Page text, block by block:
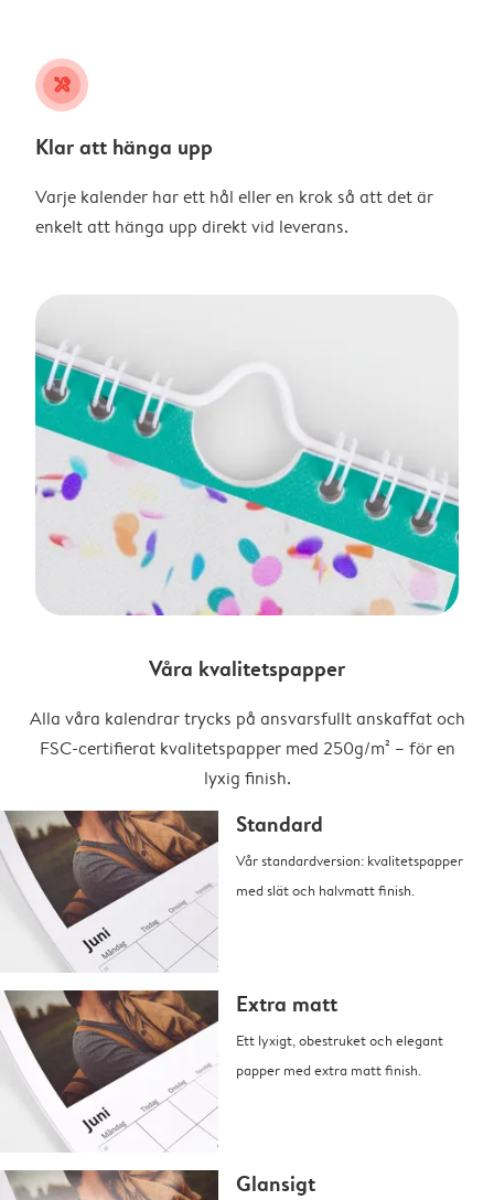
tools
Klar att hänga upp
Varje kalender har ett hål eller en krok så att det är
enkelt att hänga upp direkt vid leverans.
Våra kvalitetspapper
Alla våra kalendrar trycks på ansvarsfullt anskaffat och
FSC-certifierat kvalitetspapper med 250g/m² – för en
lyxig finish.
Standard
Vår standardversion: kvalitetspapper
med slät och halvmatt finish.
Extra matt
Ett lyxigt, obestruket och elegant
papper med extra matt finish.
Glansigt